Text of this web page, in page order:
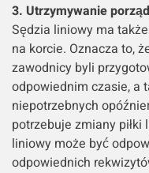
3. Utrzymywanie
Sędzia liniowy ma
na korcie. Oznacza to,
zawodnicy byli
odpowiednim czasie, a
niepotrzebnych
potrzebuje zmiany
liniowy może być
odpowiednich